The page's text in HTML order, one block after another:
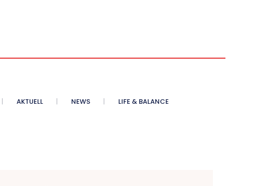
AKTUELL NEWS LIFE & BALANCE